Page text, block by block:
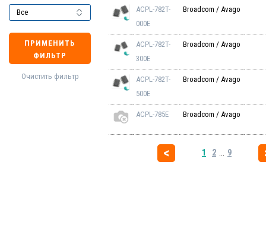
ПРИМЕНИТЬ
ФИЛЬТР
Очистить фильтр
ACPL-782T-
000E
Broadcom / Avago
ACPL-782T-
300E
Broadcom / Avago
ACPL-782T-
500E
Broadcom / Avago
ACPL-785E Broadcom / Avago
1 2 9